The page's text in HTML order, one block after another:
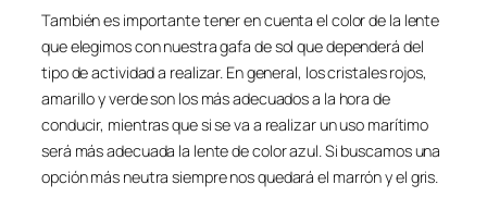
También es importante tener en cuenta el color de la lente
que elegimos con nuestra gafa de sol que dependerá del
tipo de actividad a realizar. En general, los cristales rojos,
amarillo y verde son los más adecuados a la hora de
conducir, mientras que si se va a realizar un uso marítimo
será más adecuada la lente de color azul. Si buscamos una
opción más neutra siempre nos quedará el marrón y el gris.